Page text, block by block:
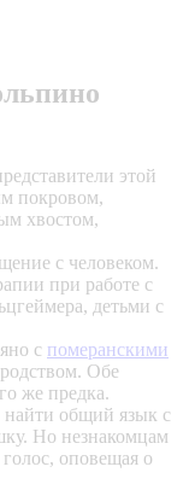
этой
покровом,
хвостом,
с человеком.
при работе с
детьми с
с померанскими
Обе
же предка.
общий язык с
Но незнакомцам
оповещая о